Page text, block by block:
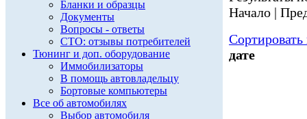
Бланки и образцы
Документы
Вопросы - ответы
СТО: отзывы потребителей
Тюнинг и доп. оборудование
Иммобилизаторы
В помощь автовладельцу
Бортовые компьютеры
Все об автомобилях
Выбор автомобиля
Начало |
дате